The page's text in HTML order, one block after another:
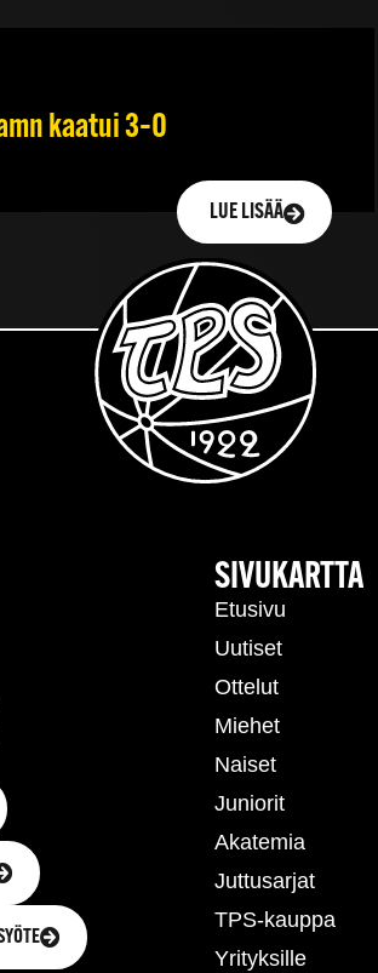
kaatui 3–0
LUE LISÄÄ
SIVUKARTTA
Etusivu
Uutiset
Ottelut
Miehet
Naiset
Juniorit
Akatemia
Juttusarjat
TPS-kauppa
Yrityksille